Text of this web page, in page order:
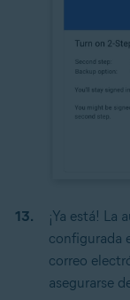
¡Ya está! La
configurada
correo
asegurarse